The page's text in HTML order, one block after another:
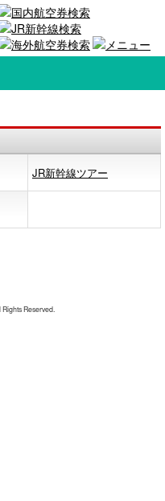
JR新幹線ツアー
Reserved.